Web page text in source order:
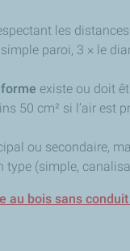
les
paroi, 3 × le
existe ou doit
50 cm² si l’air est
ou secondaire,
type (simple,
au bois sans